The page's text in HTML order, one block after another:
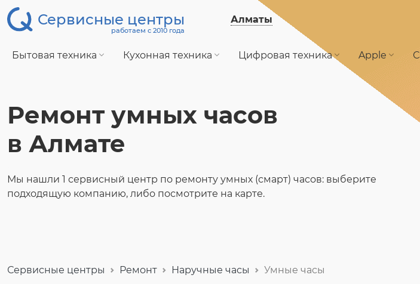
Сервисные центры
работаем с 2010 года
Алматы
Бытовая техника Кухонная техника Цифровая техника Apple
Ремонт умных часов
в Алмате
Мы нашли 1 сервисный центр по ремонту умных (смарт) часов: выберите
подходящую компанию, либо посмотрите на карте.
Сервисные центры Ремонт Наручные часы Умные часы